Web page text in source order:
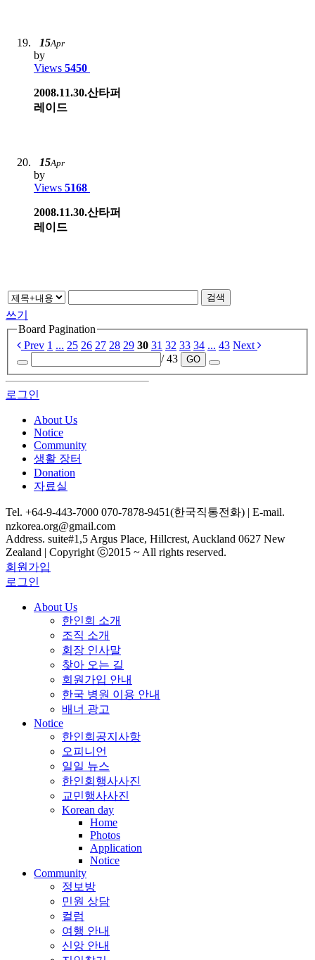
15Apr
by
Views 5450
2008.11.30.산타퍼
레이드
15Apr
by
Views 5168
2008.11.30.산타퍼
레이드
검색
쓰기
Board Pagination
Prev 1 ... 25 26 27 28 29 30 31 32 33 34 ... 43 Next
/ 43
GO
로그인
About Us
Notice
Community
생활 장터
Donation
자료실
Tel. +64-9-443-7000 070-7878-9451(한국직통전화) | E-mail.
nzkorea.org@gmail.com
Address. suite#1,5 Argus Place, Hillcrest, Auckland 0627 New
Zealand | Copyright ⓒ2015 ~ All rights reserved.
회원가입
로그인
About Us
한인회 소개
조직 소개
회장 인사말
찾아 오는 길
회원가입 안내
한국 병원 이용 안내
배너 광고
Notice
한인회공지사항
오피니언
일일 뉴스
한인회행사사진
교민행사사진
Korean day
Home
Photos
Application
Notice
Community
정보방
민원 상담
컬럼
여행 안내
신앙 안내